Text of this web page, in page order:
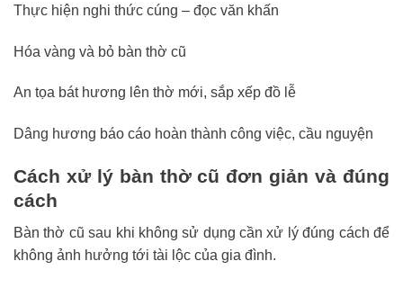
Thực hiện nghi thức cúng – đọc văn khấn
Hóa vàng và bỏ bàn thờ cũ
An tọa bát hương lên thờ mới, sắp xếp đồ lễ
Dâng hương báo cáo hoàn thành công việc, cầu nguyện
Cách xử lý bàn thờ cũ đơn giản và đúng
cách
Bàn thờ cũ sau khi không sử dụng cần xử lý đúng cách để
không ảnh hưởng tới tài lộc của gia đình.